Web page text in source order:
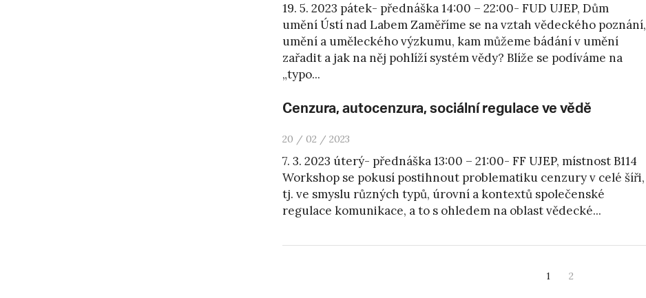
19. 5. 2023 pátek- přednáška 14:00 – 22:00- FUD UJEP, Dům
umění Ústí nad Labem Zaměříme se na vztah vědeckého poznání,
umění a uměleckého výzkumu, kam můžeme bádání v umění
zařadit a jak na něj pohlíží systém vědy? Blíže se podíváme na
„typo...
Cenzura, autocenzura, sociální regulace ve vědě
20 / 02 / 2023
7. 3. 2023 úterý- přednáška 13:00 – 21:00- FF UJEP, místnost B114
Workshop se pokusí postihnout problematiku cenzury v celé šíři,
tj. ve smyslu různých typů, úrovní a kontextů společenské
regulace komunikace, a to s ohledem na oblast vědecké...
1 2